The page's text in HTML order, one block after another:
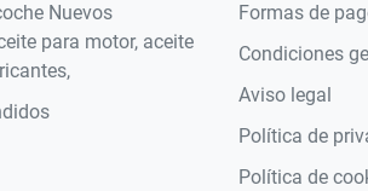
Nuevos
para motor, aceite
Formas de
Condiciones
Aviso legal
Política de
Política de